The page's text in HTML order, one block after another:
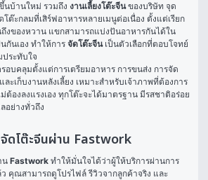
นบ้านใหม่ รวมถึง งานเลี้ยงโต๊ะจีน ของบริษัท จุด
ต๊ะกลมที่เสิร์ฟอาหารหลายเมนูต่อเนื่อง ตั้งแต่เรียก
งของหวาน แขกสามารถแบ่งปันอาหารกันได้ใน
กันเอง ทำให้การ จัดโต๊ะจีน เป็นตัวเลือกที่ตอบโจทย์
ระทับใจ
อบคลุมตั้งแต่การเตรียมอาหาร การขนส่ง การจัด
ละเก็บงานหลังเลี้ยง เหมาะสำหรับเจ้าภาพที่ต้องการ
ต้องลงแรงเอง ทุกโต๊ะจะได้มาตรฐาน มีรสชาติอร่อย
อย่างทั่วถึง
ดโต๊ะจีนผ่าน Fastwork
น Fastwork ทำให้มั่นใจได้ว่าผู้ให้บริการผ่านการ
คุณสามารถดูโปรไฟล์ รีวิวจากลูกค้าจริง และ